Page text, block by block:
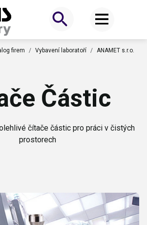
firem Vybavení laboratoří ANAMET s.r.o.
Částic
čítače částic pro práci v čistých
prostorech